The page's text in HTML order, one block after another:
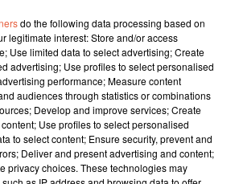
do the following data processing based on
legitimate interest: Store and/or access
Use limited data to select advertising; Create
advertising; Use profiles to select personalised
performance; Measure content
audiences through statistics or combinations
Develop and improve services; Create
Use profiles to select personalised
to select content; Ensure security, prevent and
Deliver and present advertising and content;
privacy choices. These technologies may